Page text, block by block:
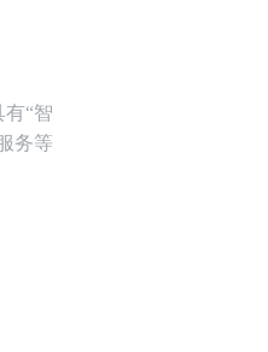
“智
务等